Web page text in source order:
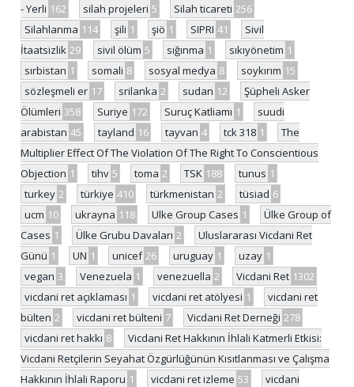
- Yerli 162 silah projeleri 5 Silah ticareti 256
Silahlanma 114 şili 1 şiö 1 SIPRI 41
Sivil
İtaatsizlik 29 sivil ölüm 5 sığınma 1 sıkıyönetim 1
sırbistan 1 somali 8 sosyal medya 8 soykırım 15
sözleşmeli er 17 srilanka 2 sudan 12
Şüpheli Asker
Ölümleri 358 Suriye 172 Suruç Katliamı 1
suudi
arabistan 45 tayland 16 tayvan 4 tck 318 1
The
Multiplier Effect Of The Violation Of The Right To Conscientious
Objection 1 tihv 5 toma 2 TSK 188 tunus 1
turkey 2 türkiye 410 türkmenistan 2 tüsiad 6
ucm 10 ukrayna 118 Ulke Group Cases 1
Ülke Group of
Cases 1 Ülke Grubu Davaları 2
Uluslararası Vicdani Ret
Günü 1 UN 1 unicef 26 uruguay 1 uzay 1
vegan 3 Venezuela 1 venezuella 2 Vicdani Ret 1302
vicdani ret açıklaması 1 vicdani ret atölyesi 1
vicdani ret
bülten 2 vicdani ret bülteni 7 Vicdani Ret Derneği 278
vicdani ret hakkı 8
Vicdani Ret Hakkının İhlali Katmerli Etkisi:
Vicdani Retçilerin Seyahat Özgürlüğünün Kısıtlanması ve Çalışma
Hakkının İhlali Raporu 1 vicdani ret izleme 53
vicdani